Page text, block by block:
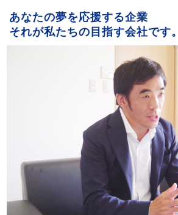
あなたの夢を応援する企業
それが私たちの目指す会社です。